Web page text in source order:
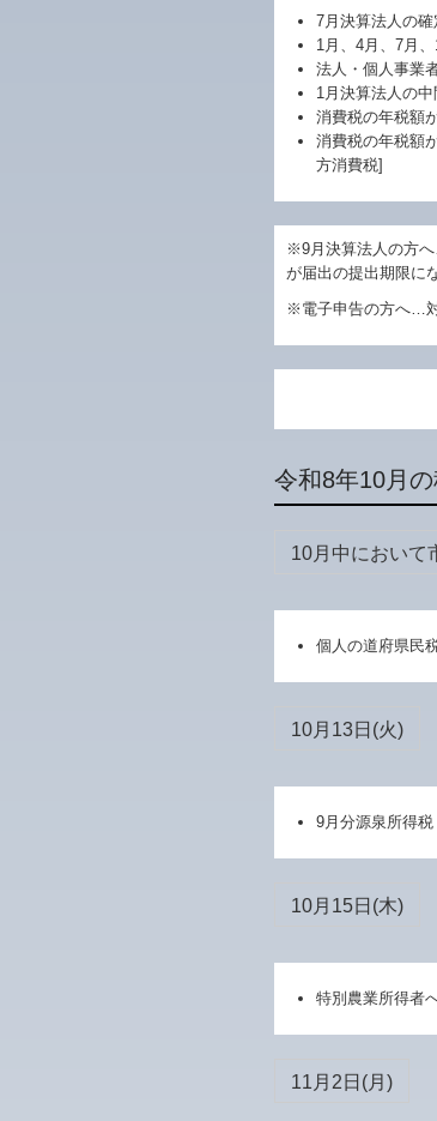
7月決算法人の
1月、4月、7月
法人・個人事業
1月決算法人の
消費税の年税額
消費税の年税額
方消費税]
※9月決算法人の方
が届出の提出期限に
※電子申告の方へ…
令和8年10月
10月中において
個人の道府県民
10月13日(火)
9月分源泉所得
10月15日(木)
特別農業所得者
11月2日(月)